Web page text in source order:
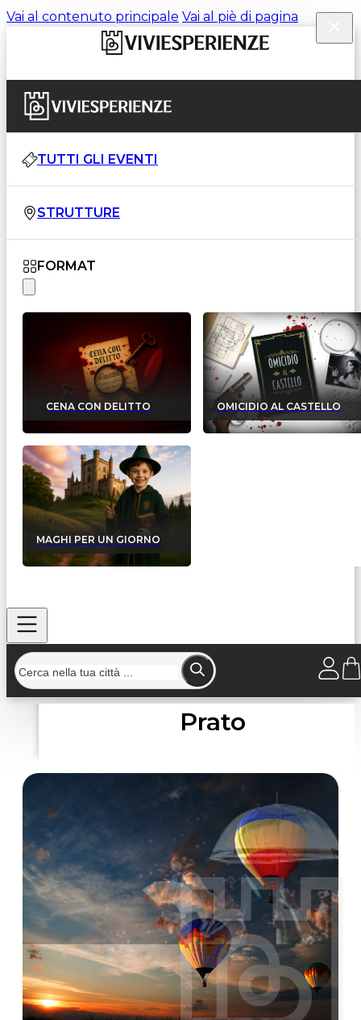
Vai al contenuto principale Vai al piè di pagina
TUTTI GLI EVENTI
STRUTTURE
FORMAT
CENA CON DELITTO OMICIDIO AL CASTELLO
MAGHI PER UN GIORNO
Prato